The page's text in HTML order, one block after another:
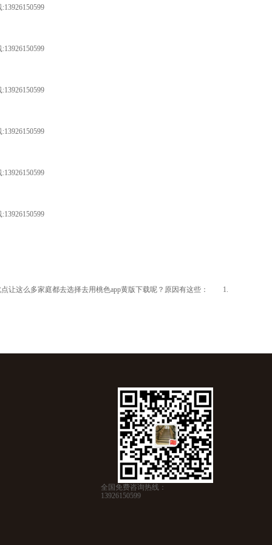
这么多家庭都去选择去用桃色app黄版下载呢？原因有这些： 1.
全国免费咨询热线：
13926150599